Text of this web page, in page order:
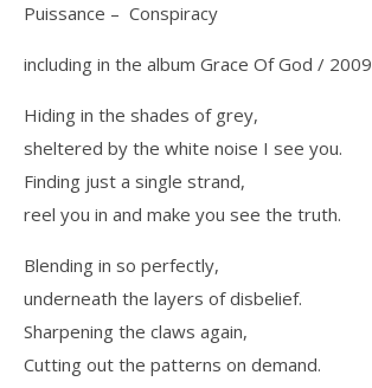
Puissance – Conspiracy
including in the album Grace Of God / 2009
Hiding in the shades of grey,
sheltered by the white noise I see you.
Finding just a single strand,
reel you in and make you see the truth.
Blending in so perfectly,
underneath the layers of disbelief.
Sharpening the claws again,
Cutting out the patterns on demand.